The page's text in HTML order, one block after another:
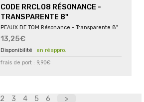
CODE RRCL08 RÉSONANCE -
TRANSPARENTE 8"
PEAUX DE TOM Résonance - Transparente 8"
13,25€
en réappro.
frais de port : 9,90€
2 3 4 5 6 >